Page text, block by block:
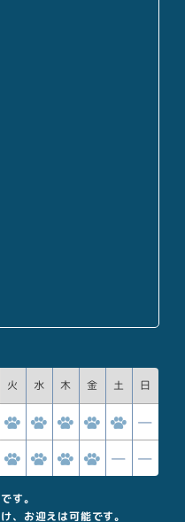
火 水 木 金 土 日
す。
、お迎えは可能です。